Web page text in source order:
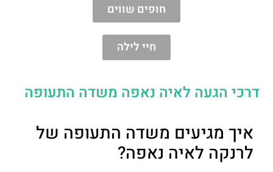
חופים שווים
חיי לילה
דרכי הגעה לאיה נאפה משדה התעופה
איך מגיעים משדה התעופה של
לרנקה לאיה נאפה?